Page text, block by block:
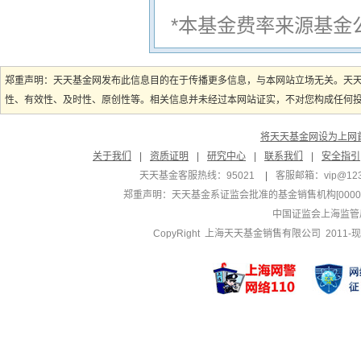
*本基金费率来源基金
郑重声明：天天基金网发布此信息目的在于传播更多信息，与本网站立场无关。
性、有效性、及时性、原创性等。相关信息并未经过本网站证实，不对您构成任
将天天基金网设为上网
关于我们
资质证明 研究中心 联系我们
安全指引
天天基金客服热线：95021
客服邮箱：
郑重声明：天天基金系证监会批准的基金销售机构
中国证监会上海监
CopyRight 上海天天基金销售有限公司 2011-